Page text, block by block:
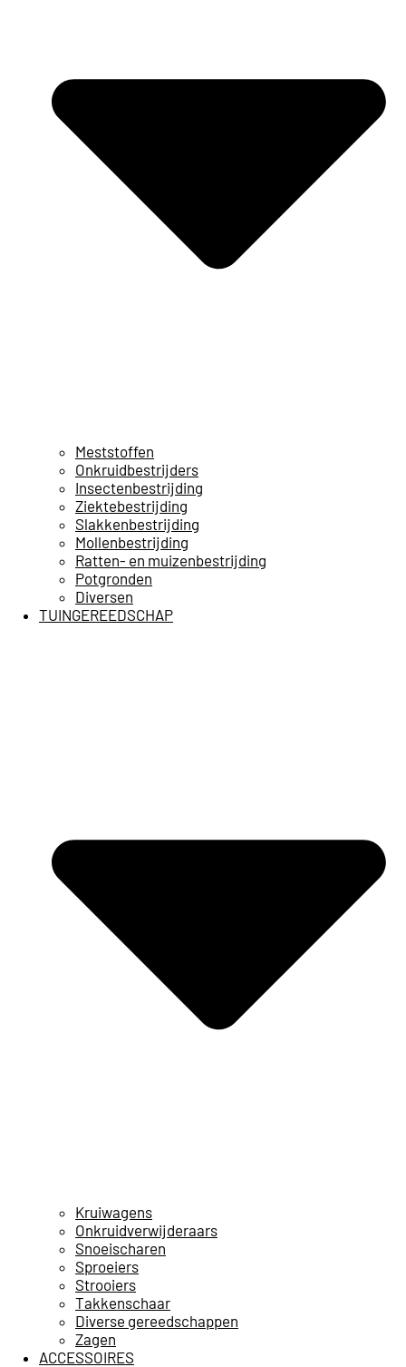
Meststoffen
Onkruidbestrijders
Insectenbestrijding
Ziektebestrijding
Slakkenbestrijding
Mollenbestrijding
Ratten- en muizenbestrijding
Potgronden
Diversen
TUINGEREEDSCHAP
Kruiwagens
Onkruidverwijderaars
Snoeischaren
Sproeiers
Strooiers
Takkenschaar
Diverse gereedschappen
Zagen
ACCESSOIRES